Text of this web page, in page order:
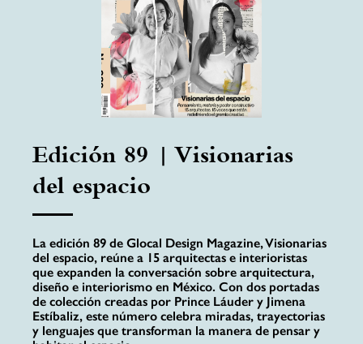
Edición 89 | Visionarias
del espacio
La edición 89 de Glocal Design Magazine, Visionarias
del espacio, reúne a 15 arquitectas e interioristas
que expanden la conversación sobre arquitectura,
diseño e interiorismo en México. Con dos portadas
de colección creadas por Prince Láuder y Jimena
Estíbaliz, este número celebra miradas, trayectorias
y lenguajes que transforman la manera de pensar y